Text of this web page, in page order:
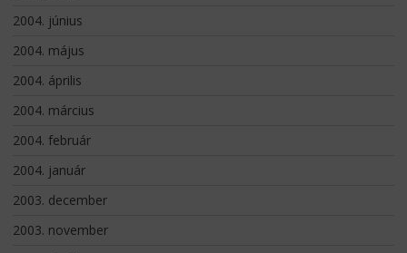
2004. június
2004. május
2004. április
2004. március
2004. február
2004. január
2003. december
2003. november